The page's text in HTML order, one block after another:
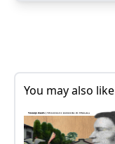
You may also like